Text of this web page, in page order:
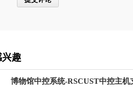
趣
博物馆中控系统-RSCUST中控主机